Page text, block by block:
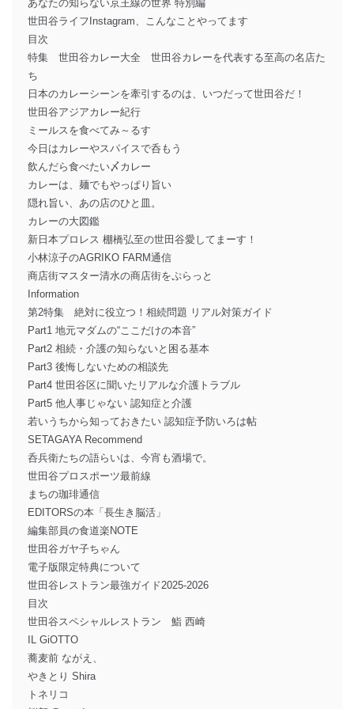
あなたの知らない京王線の世界 特別編
世田谷ライフInstagram、こんなことやってます
目次
特集 世田谷カレー大全 世田谷カレーを代表する至高の名店た
ち
日本のカレーシーンを牽引するのは、いつだって世田谷だ！
世田谷アジアカレー紀行
ミールスを食べてみ～るす
今日はカレーやスパイスで呑もう
飲んだら食べたい〆カレー
カレーは、麺でもやっぱり旨い
隠れ旨い、あの店のひと皿。
カレーの大図鑑
新日本プロレス 棚橋弘至の世田谷愛してまーす！
小林涼子のAGRIKO FARM通信
商店街マスター清水の商店街をぷらっと
Information
第2特集 絶対に役立つ！相続問題 リアル対策ガイド
Part1 地元マダムの“ここだけの本音”
Part2 相続・介護の知らないと困る基本
Part3 後悔しないための相談先
Part4 世田谷区に聞いたリアルな介護トラブル
Part5 他人事じゃない 認知症と介護
若いうちから知っておきたい 認知症予防いろは帖
SETAGAYA Recommend
呑兵衛たちの語らいは、今宵も酒場で。
世田谷プロスポーツ最前線
まちの珈琲通信
EDITORSの本「長生き脳活」
編集部員の食道楽NOTE
世田谷ガヤ子ちゃん
電子版限定特典について
世田谷レストラン最強ガイド2025-2026
目次
世田谷スペシャルレストラン 鮨 西崎
IL GiOTTO
蕎麦前 ながえ、
やきとり Shira
トネリコ